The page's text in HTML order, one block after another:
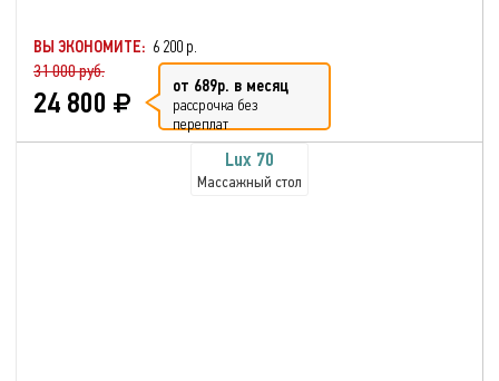
ВЫ ЭКОНОМИТЕ: 6 200 р.
31 000 руб.
24 800 от 689р. в месяц
рассрочка без
переплат
Lux 70
Массажный стол